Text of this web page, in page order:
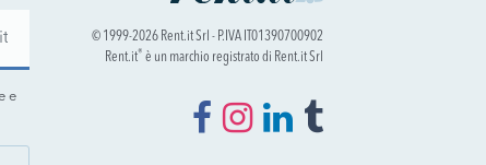
e
© 1999-2026 Rent.it Srl - P.IVA IT01390700902
Rent.it® è un marchio registrato di Rent.it Srl